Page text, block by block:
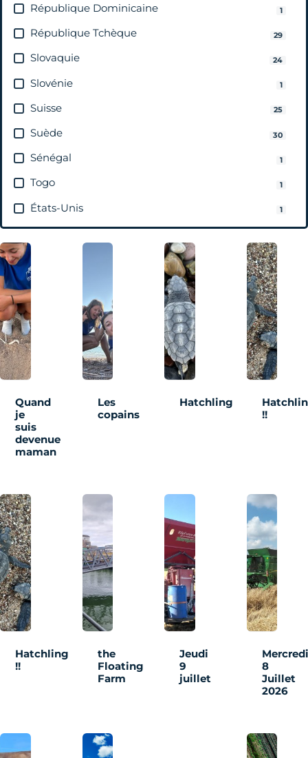
République Dominicaine 1
République Tchèque 29
Slovaquie 24
Slovénie 1
Suisse 25
Suède 30
Sénégal 1
Togo 1
États-Unis 1
Quand
je
suis
devenue
maman
Les
copains
Hatchling
!!
Hatchling
!!
the
Floating
Farm
Jeudi
9
juillet
Mercredi
8
Juillet
2026